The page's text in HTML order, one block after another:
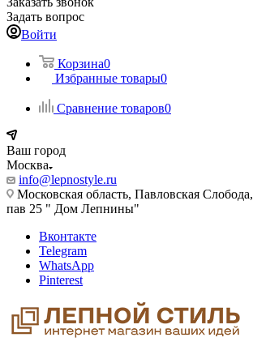
Задать вопрос
Войти
Корзина0
Избранные товары0
Сравнение товаров0
Ваш город
Москва
info@lepnostyle.ru
Московская область, Павловская
пав 25 " Дом Лепнины"
Вконтакте
Telegram
WhatsApp
Pinterest